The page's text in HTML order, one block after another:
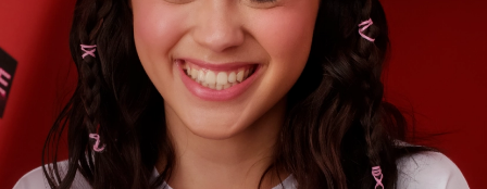
Meus aparelhos
Meus pedidos
Meus endereços
As minhas subscrições
FAQ™ Pure Beauty-Tech Elixir
issa™ Teeth Whitening Set
Français
Italiano
Português
Polski
Svenska
Русский
Türkçe
简体中文 繁體中文